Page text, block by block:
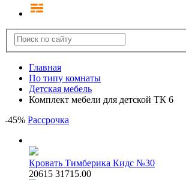
Главная
По типу комнаты
Детская мебель
Комплект мебели для детской ТК 6
-45% Рассрочка
Кровать Тимберика Кидс №30
20615 31715.00